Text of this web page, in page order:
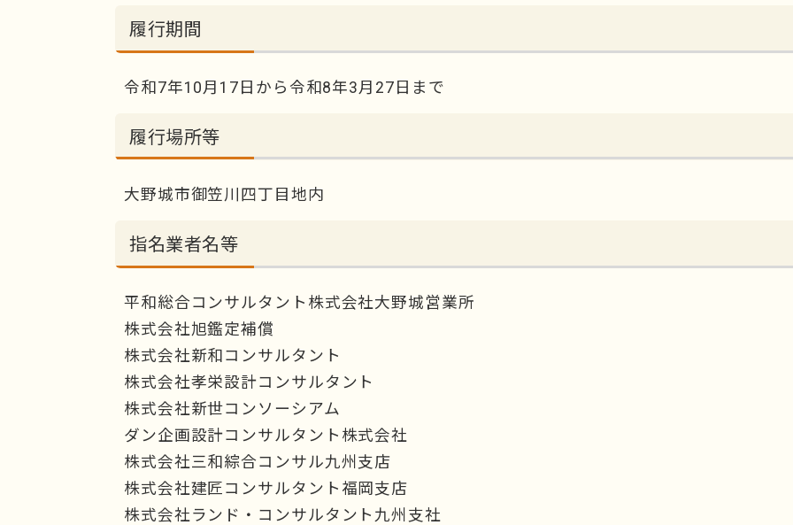
履行期間
令和7年10月17日から令和8年3月27日まで
履行場所等
大野城市御笠川四丁目地内
指名業者名等
平和総合コンサルタント株式会社大野城営業所
株式会社旭鑑定補償
株式会社新和コンサルタント
株式会社孝栄設計コンサルタント
株式会社新世コンソーシアム
ダン企画設計コンサルタント株式会社
株式会社三和綜合コンサル九州支店
株式会社建匠コンサルタント福岡支店
株式会社ランド・コンサルタント九州支社